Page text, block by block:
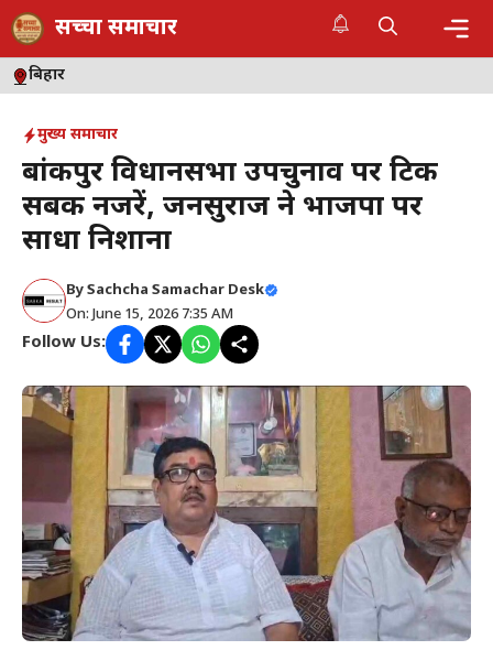
Skip
to
content
सच्चा समाचार
बिहार
मुख्य समाचार
बांकीपुर विधानसभा उपचुनाव पर टिकी
सबकी नजरें, जनसुराज ने भाजपा पर
साधा निशाना
BySachcha Samachar Desk
On: June 15, 2026 7:35 AM
Follow Us: